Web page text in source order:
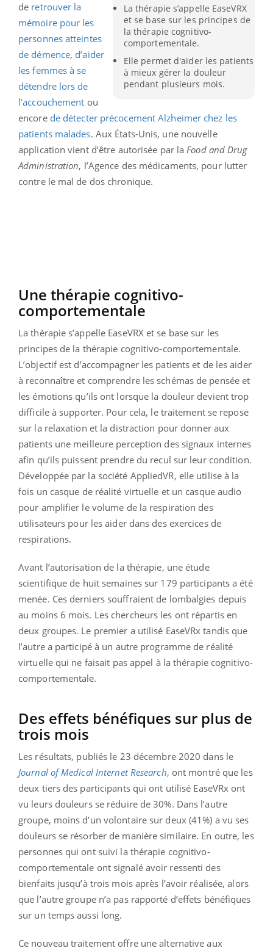
La thérapie s’appelle EaseVRX
et se base sur les principes de
la thérapie cognitivo-
comportementale.
Elle permet d'aider les patients
à mieux gérer la douleur
pendant plusieurs mois.
de retrouver la
mémoire pour les
personnes atteintes
de démence, d’aider
les femmes à se
détendre lors de
l’accouchement ou
encore de détecter précocement Alzheimer chez les
patients malades. Aux États-Unis, une nouvelle
application vient d’être autorisée par laFood and Drug
Administration, l’Agence des médicaments, pour lutter
contre le mal de dos chronique.
Une thérapie cognitivo-
comportementale
La thérapie s’appelle EaseVRX et se base sur les
principes de la thérapie cognitivo-comportementale.
L’objectif est d’accompagner les patients et de les aider
à reconnaître et comprendre les schémas de pensée et
les émotions qu’ils ont lorsque la douleur devient trop
difficile à supporter. Pour cela, le traitement se repose
sur la relaxation et la distraction pour donner aux
patients une meilleure perception des signaux internes
afin qu’ils puissent prendre du recul sur leur condition.
Développée par la société AppliedVR, elle utilise à la
fois un casque de réalité virtuelle et un casque audio
pour amplifier le volume de la respiration des
utilisateurs pour les aider dans des exercices de
respirations.
Avant l’autorisation de la thérapie, une étude
scientifique de huit semaines sur 179 participants a été
menée. Ces derniers souffraient de lombalgies depuis
au moins 6 mois. Les chercheurs les ont répartis en
deux groupes. Le premier a utilisé EaseVRx tandis que
l’autre a participé à un autre programme de réalité
virtuelle qui ne faisait pas appel à la thérapie cognitivo-
comportementale.
Des effets bénéfiques sur plus de
trois mois
Les résultats, publiés le 23 décembre 2020 dans le
Journal of Medical Internet Research, ont montré que les
deux tiers des participants qui ont utilisé EaseVRx ont
vu leurs douleurs se réduire de 30%. Dans l’autre
groupe, moins d’un volontaire sur deux (41%) a vu ses
douleurs se résorber de manière similaire. En outre, les
personnes qui ont suivi la thérapie cognitivo-
comportementale ont signalé avoir ressenti des
bienfaits jusqu’à trois mois après l’avoir réalisée, alors
que l’autre groupe n’a pas rapporté d’effets bénéfiques
sur un temps aussi long.
Ce nouveau traitement offre une alternative aux